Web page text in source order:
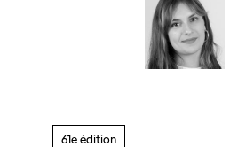
61e édition